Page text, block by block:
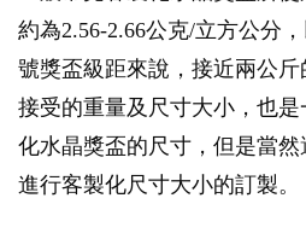
約為2.56-2.66公克/立方公分
號獎盃級距來說，接近兩公
接受的重量及尺寸大小，也
化水晶獎盃的尺寸，但是當
進行客製化尺寸大小的訂製。